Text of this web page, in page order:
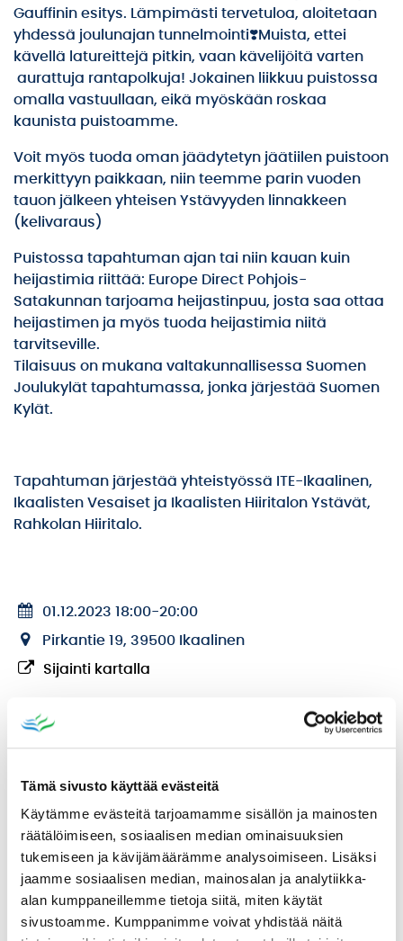
Tämä sivusto käyttää evästeitä
Käytämme evästeitä tarjoamamme sisällön ja mainosten
räätälöimiseen, sosiaalisen median ominaisuuksien
tukemiseen ja kävijämäärämme analysoimiseen. Lisäksi
jaamme sosiaalisen median, mainosalan ja analytiikka-
alan kumppaneillemme tietoja siitä, miten käytät
sivustoamme. Kumppanimme voivat yhdistää näitä
Gauffinin esitys. Lämpimästi tervetuloa, aloitetaan
yhdessä joulunajan tunnelmointi❣️Muista, ettei
kävellä latureittejä pitkin, vaan kävelijöitä varten
aurattuja rantapolkuja! Jokainen liikkuu puistossa
omalla vastuullaan, eikä myöskään roskaa
kaunista puistoamme.
Voit myös tuoda oman jäädytetyn jäätiilen puistoon
merkittyyn paikkaan, niin teemme parin vuoden
tauon jälkeen yhteisen Ystävyyden linnakkeen
(kelivaraus)
Puistossa tapahtuman ajan tai niin kauan kuin
heijastimia riittää: Europe Direct Pohjois-
Satakunnan tarjoama heijastinpuu, josta saa ottaa
heijastimen ja myös tuoda heijastimia niitä
tarvitseville.
Tilaisuus on mukana valtakunnallisessa Suomen
Joulukylät tapahtumassa, jonka järjestää Suomen
Kylät.
Tapahtuman järjestää yhteistyössä ITE-Ikaalinen,
Ikaalisten Vesaiset ja Ikaalisten Hiiritalon Ystävät,
Rahkolan Hiiritalo.
01.12.2023 18:00-20:00
Pirkantie 19, 39500 Ikaalinen
Sijainti kartalla
Katso myös